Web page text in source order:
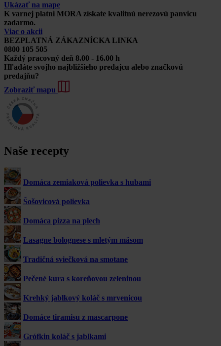
Ukázať na mape
K varnej platni MORA získate kvalitnú nerezovú panvicu
zadarmo.
Viac o akcii
BEZPLATNÁ ZÁKAZNÍCKA LINKA
0800 105 505
Každý pracovný deň 8.00 - 16.00 h
Hľadáte svojho najbližšieho predajcu alebo značkovú
predajňu?
Zobraziť mapu
Naše recepty
Domáca zemiaková polievka s hubami
Šošovicová polievka
Domáca pizza na plech
Lasagne bolognese s mletým mäsom
Tradičná sviečková na smotane
Pečené kura s koreňovou zeleninou
Krehký jablkový koláč s mrvenicou
Domáce tiramisu z mascarpone
Grófkin koláč s jablkami